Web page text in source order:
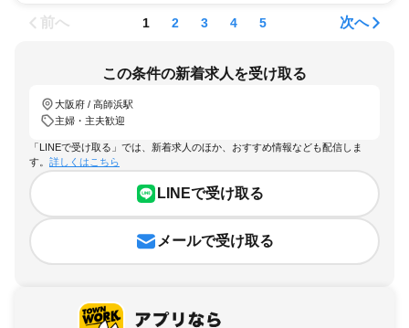
前へ 1 2 3 4 5 次へ
この条件の新着求人を受け取る
大阪府 / 高師浜駅
主婦・主夫歓迎
「LINEで受け取る」では、新着求人のほか、おすすめ情報なども配信しま
す。 詳しくはこちら
LINEで受け取る
メールで受け取る